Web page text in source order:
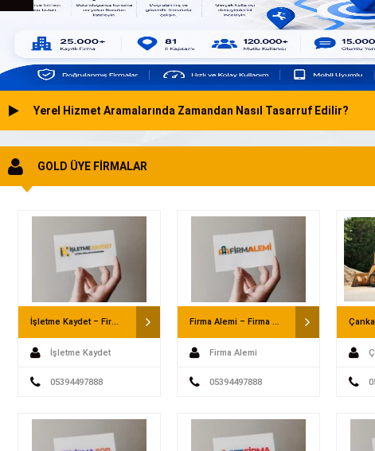
Yerel Hizmet Aramalarında Zamandan Nasıl Tasarruf Edilir?
GOLD ÜYE FİRMALAR
İşletme Kaydet – Firma Rehberi
İşletme Kaydet
05394497888
Firma Alemi – Firma Rehberi
Firma Alemi
05394497888